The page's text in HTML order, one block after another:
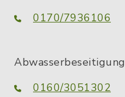
0170/7936106
Abwasserbeseitigung
0160/3051302